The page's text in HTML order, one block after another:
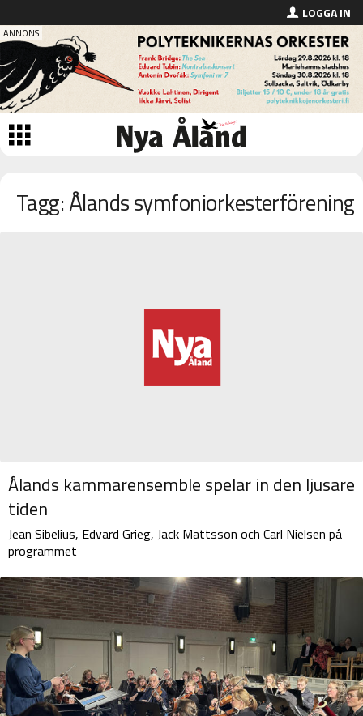
LOGGA IN
Tagg: Ålands symfoniorkesterförening
Ålands kammarensemble spelar in den ljusare
tiden
Jean Sibelius, Edvard Grieg, Jack Mattsson och Carl Nielsen på
programmet